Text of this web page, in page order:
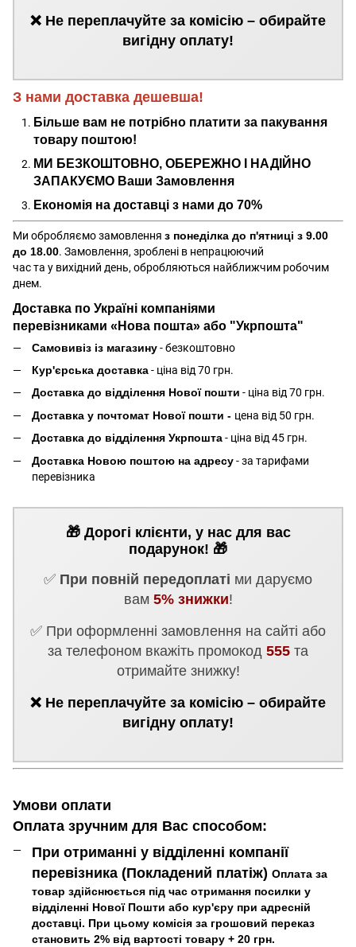
❌ Не переплачуйте за комісію – обирайте
вигідну оплату!
З нами доставка дешевша!
Більше вам не потрібно платити за пакування
товару поштою!
МИ БЕЗКОШТОВНО, ОБЕРЕЖНО І НАДІЙНО
ЗАПАКУЄМО Ваши Замовлення
Економія на доставці з нами до 70%
Ми обробляємо замовлення з понеділка до п'ятниці з 9.00
до 18.00. Замовлення, зроблені в непрацюючий
час та у вихідний день, обробляються найближчим робочим
днем.
Доставка по Україні компаніями
перевізниками «Нова пошта» або "Укрпошта"
Самовивіз із магазину- безкоштовно
Кур'єрська доставка- ціна від 70 грн.
Доставка до відділення Нової пошти - ціна від 70 грн.
Доставка у почтомат Нової пошти - цена від 50 грн.
Доставка до відділення Укрпошта- ціна від 45 грн.
Доставка Новою поштою на адресу- за тарифами
перевізника
🎁 Дорогі клієнти, у нас для вас
подарунок! 🎁
✅ При повній передоплаті ми даруємо
вам 5% знижки!
✅ При оформленні замовлення на сайті або
за телефоном вкажіть промокод 555 та
отримайте знижку!
❌ Не переплачуйте за комісію – обирайте
вигідну оплату!
Умови оплати
Оплата зручним для Вас способом:
При отриманні у відділенні компанії
перевізника (Покладений платіж) Оплата за
товар здійснюється під час отримання посилки у
відділенні Нової Пошти або кур'єру при адресній
доставці. При цьому комісія за грошовий переказ
становить 2% від вартості товару + 20 грн.